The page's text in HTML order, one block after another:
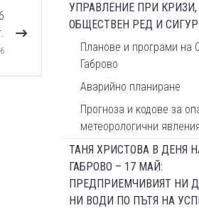
УПРАВЛЕНИЕ ПРИ КРИЗИ,
ОБЩЕСТВЕН РЕД И
Планове и програми на
Габрово
Аварийно планиране
Прогноза и кодове за
метеорологични
ТАНЯ ХРИСТОВА В ДЕНЯ
ГАБРОВО – 17 МАЙ:
ПРЕДПРИЕМЧИВИЯТ НИ
НИ ВОДИ ПО ПЪТЯ НА